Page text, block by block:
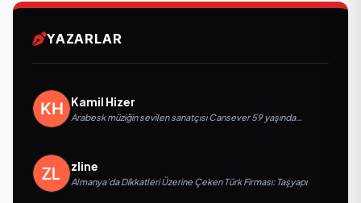
YAZARLAR
Kamil Hizer
Arabesk müziğin sevilen sanatçısı Cansever 59 yaşında
zline
Almanya’da Dikkatleri Üzerine Çeken Türk Firması: Taşyapı